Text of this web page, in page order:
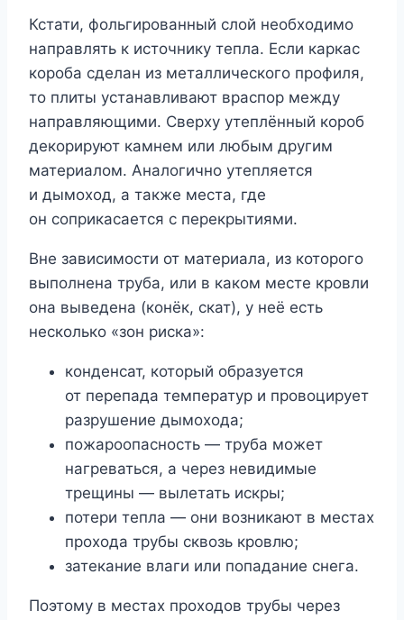
Кстати, фольгированный слой необходимо
направлять к источнику тепла. Если каркас
короба сделан из металлического профиля,
то плиты устанавливают враспор между
направляющими. Сверху утеплённый короб
декорируют камнем или любым другим
материалом. Аналогично утепляется
и дымоход, а также места, где
он соприкасается с перекрытиями.
Вне зависимости от материала, из которого
выполнена труба, или в каком месте кровли
она выведена (конёк, скат), у неё есть
несколько «зон риска»:
конденсат, который образуется
от перепада температур и провоцирует
разрушение дымохода;
пожароопасность — труба может
нагреваться, а через невидимые
трещины — вылетать искры;
потери тепла — они возникают в местах
прохода трубы сквозь кровлю;
затекание влаги или попадание снега.
Поэтому в местах проходов трубы через